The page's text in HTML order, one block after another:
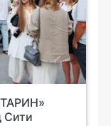
Сити